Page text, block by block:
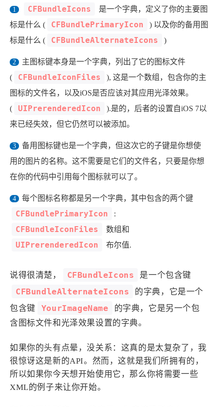
西风往事 易博集 繁中方塊社
CFBundleIcons
是一个字典，定义了你的主要图
标是什么 (
CFBundlePrimaryIcon
) 以及你的备用图
标是什么 (
CFBundleAlternateIcons )
主图标键本身是一个字典，列出了它的图标文件
(
CFBundleIconFiles
), 这是一个数组，包含你的主
图标的文件名，以及iOS是否应该对其应用光泽效果。
(
UIPrerenderedIcon
).是的，后者的设置自iOS 7以
来已经失效，但它仍然可以被添加。
备用图标键也是一个字典，但这次它的子键是你想使
用的图片的名称。这不需要是它们的文件名，只要是你想
在你的代码中引用每个图标就可以了。
每个图标名称都是另一个字典，其中包含的两个键
CFBundlePrimaryIcon :
CFBundleIconFiles 数组和
UIPrerenderedIcon 布尔值.
说得很清楚， CFBundleIcons 是一个包含键
CFBundleAlternateIcons
的字典，它是一个
包含键
YourImageName
的字典，它是另一个包
含图标文件和光泽效果设置的字典。
如果你的头有点晕，没关系：这真的是太复杂了，我
很惊讶这是新的API。然而，这就是我们所拥有的，
所以如果你今天想开始使用它，那么你将需要一些
XML的例子来让你开始。